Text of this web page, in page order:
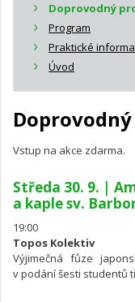
Doprovodný
Program
Praktické
Úvod
Vstup na akce zdarma.
Středa 30. 9. |
a kaple sv.
19:00
Topos Kolektiv
Výjimečná fůze
v podání šesti studentů